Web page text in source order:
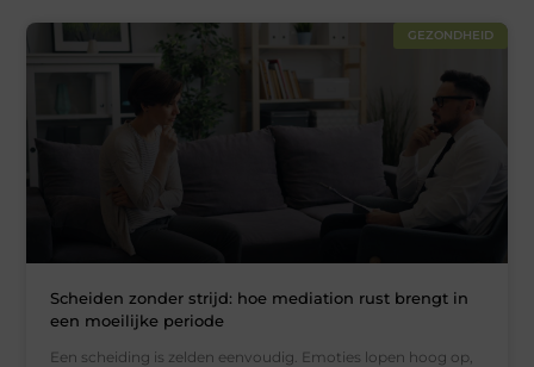
GEZONDHEID
Scheiden zonder strijd: hoe mediation rust brengt in
een moeilijke periode
Een scheiding is zelden eenvoudig. Emoties lopen hoog op,